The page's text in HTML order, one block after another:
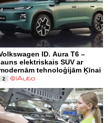
ID. Aura T6 –
elektriskais SUV ar
tehnoloģijām Ķīnai
2